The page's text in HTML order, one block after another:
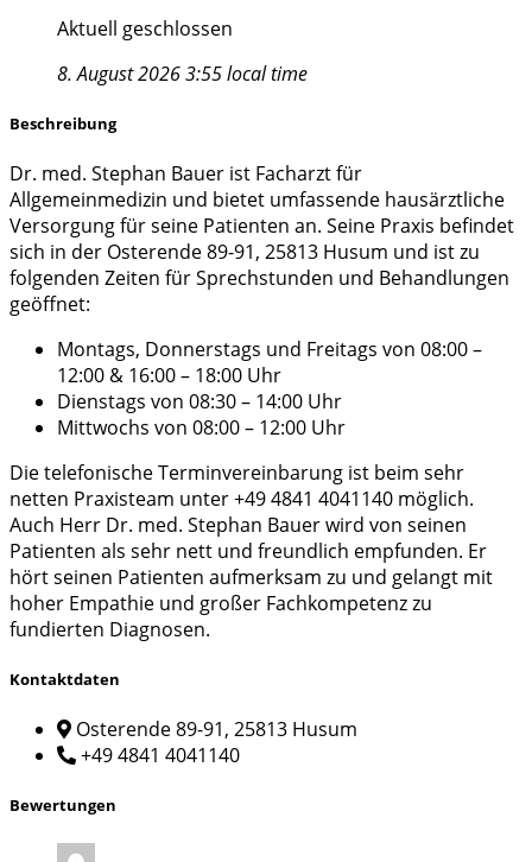
Aktuell geschlossen
8. August 2026 3:55 local time
Beschreibung
Dr. med. Stephan Bauer ist Facharzt für
Allgemeinmedizin und bietet umfassende hausärztliche
Versorgung für seine Patienten an. Seine Praxis befindet
sich in der Osterende 89-91, 25813 Husum und ist zu
folgenden Zeiten für Sprechstunden und Behandlungen
geöffnet:
Montags, Donnerstags und Freitags von 08:00 –
12:00 & 16:00 – 18:00 Uhr
Dienstags von 08:30 – 14:00 Uhr
Mittwochs von 08:00 – 12:00 Uhr
Die telefonische Terminvereinbarung ist beim sehr
netten Praxisteam unter +49 4841 4041140 möglich.
Auch Herr Dr. med. Stephan Bauer wird von seinen
Patienten als sehr nett und freundlich empfunden. Er
hört seinen Patienten aufmerksam zu und gelangt mit
hoher Empathie und großer Fachkompetenz zu
fundierten Diagnosen.
Kontaktdaten
Osterende 89-91, 25813 Husum
+49 4841 4041140
Bewertungen